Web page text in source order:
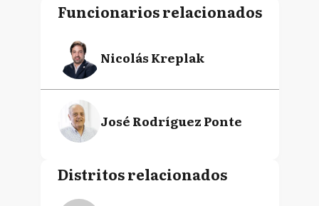
Funcionarios relacionados
Nicolás Kreplak
José Rodríguez Ponte
Distritos relacionados